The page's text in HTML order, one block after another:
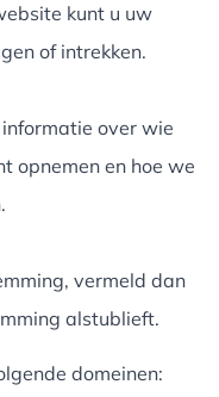
kunt u uw
of intrekken.
over wie
opnemen en hoe we
vermeld dan
alstublieft.
domeinen: